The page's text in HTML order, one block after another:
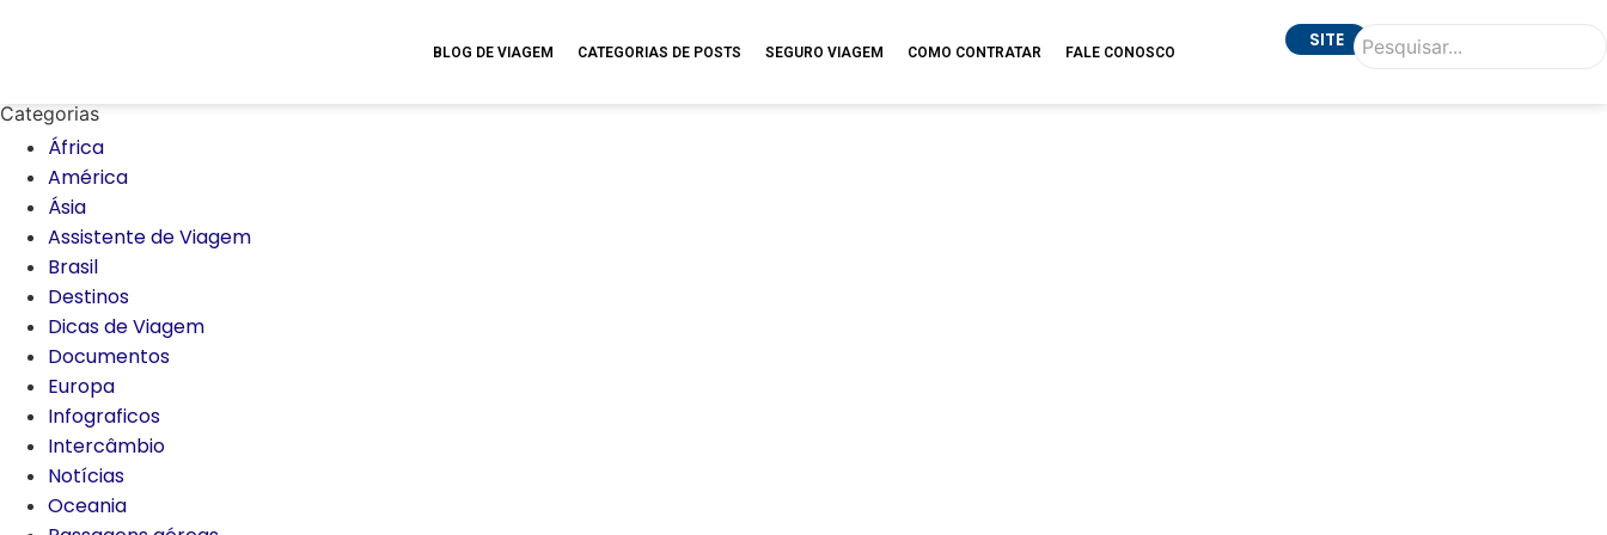
BLOG DE VIAGEM CATEGORIAS DE POSTS SEGURO VIAGEM COMO CONTRATAR FALE CONOSCO
SITE
Categorias
África
América
Ásia
Assistente de Viagem
Brasil
Destinos
Dicas de Viagem
Documentos
Europa
Infograficos
Intercâmbio
Notícias
Oceania